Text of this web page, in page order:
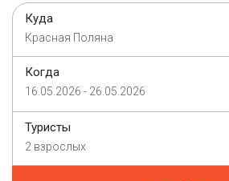
Куда
Красная Поляна
Когда
16.05.2026 - 26.05.2026
Туристы
2 взрослых